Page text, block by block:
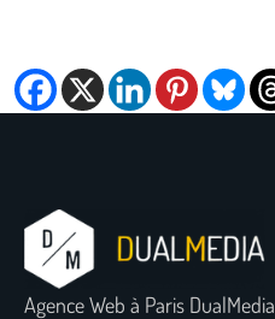
Agence Web à Paris DualMedia